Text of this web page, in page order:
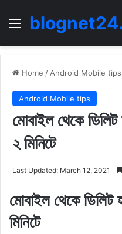
Menu
Home / Android Mobile tips
Android Mobile tips
মোবাইল থেকে
২ মিনিটে
Last Updated: March 12, 2021
মোবাইল থেকে ডিলিট
মিনিটে